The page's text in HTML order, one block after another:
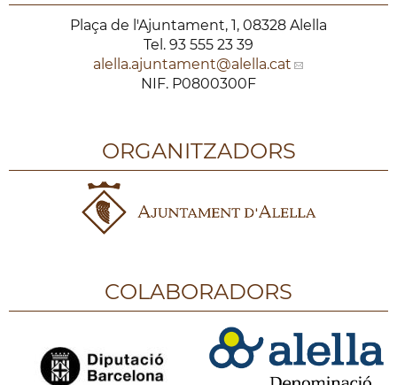
Plaça de l'Ajuntament, 1, 08328 Alella
Tel. 93 555 23 39
alella.ajuntament@alella.cat
NIF. P0800300F
ORGANITZADORS
COLABORADORS